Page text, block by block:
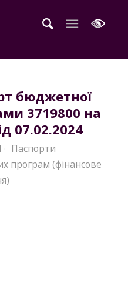
бюджетної
3719800 на
07.02.2024
· Паспорти
програм (фінансове